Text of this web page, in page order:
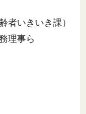
者いきいき課）
理事ら